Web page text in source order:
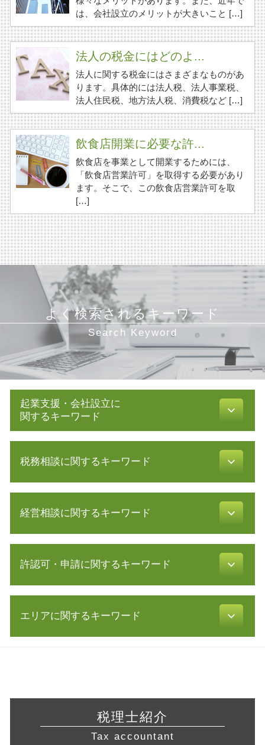
は、会社設立のメリットが大きいこと […]
法人の税金にはどのよ...
法人に関する税金にはさまざまなものがあ
ります。具体的には法人税、法人事業税、
法人住民税、地方法人税、消費税など […]
飲食店開業に必要な許...
飲食店を事業として開業するためには、
「飲食店営業許可」を取得する必要があり
ます。そこで、この飲食店営業許可を取
[…]
よく検索されるキーワード
Search Keyword
起業支援・会社設立に
関するキーワード
会社設立 必要書類
合同会社 資本金
定款 とは
補助金 交付申請書
電子 定款 認証
起業 補助金
相対的 記載 事項
定款 作成
資金調達 方法
税務相談に関するキーワード
確定申告 やり方
税務調査 流れ
修正 申告
青色申告 メリット
利益 種類
確定申告 申告漏れ
会計帳簿 とは
経営相談に関するキーワード
リスクマネジメント 分析 手法
認定 支援 機関 検索
経営 計画 作り方
事業再生 コンサル
資金繰り 改善
株式 交換
許認可・申請に関するキーワード
食品衛生責任者 資格
エリアに関するキーワード
経営相談 東海地方 税理士 相談
営業 許認可 申請 相模原市 税理士
許認可 横浜市 税理士 相談
税理士紹介
Tax accountant